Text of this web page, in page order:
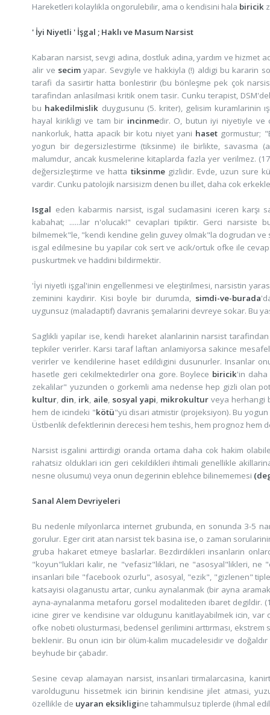
Hareketleri kolaylikla ongorulebilir, ama o kendisini hala biricik
' İyi Niyetli ' İşgal ; Haklı ve Masum Narsist
Kabaran narsist, sevgi adina, dostluk adina, yardım ve hizmet
alir ve secimyapar. Sevgiyle ve hakkiyla (!) aldigi bu kararin
tarafi da sasirtir hatta bonlestirir (bu bönleşme pek çok
tarafindan anlasilmasi kritik onem tasir. Cunku terapist,
bu hakedilmislik duygusunu (5. kriter), gelisim kuramlarinin
hayal kirikligi ve tam bir incinmedir. O, butun iyi niyetiyle ve
nankorluk, hatta apacik bir kotu niyet yani haset gormustur;
yogun bir degersizlestirme (tiksinme) ile birlikte, savasma
malumdur, ancak kusmelerine kitaplarda fazla yer verilmez.
değersizleştirme ve hatta tiksinme gizlidir. Evde, uzun sure
vardir. Cunku patolojik narsisizm denen bu illet, daha cok
Isgal eden kabarmis narsist, isgal suclamasini iceren
kabahat; ......lar n'olucak!" cevaplari tipiktir. Gerci
bilmemek"le, "kendi kendine gelin guvey olmak"la dogrudan
isgal edilmesine bu yapilar cok sert ve acik/ortuk ofke ile
puskurtmek ve haddini bildirmektir.
'İyi niyetli işgal'inin engellenmesi ve eleştirilmesi, narsistin
zeminini kaydirir. Kisi boyle bir durumda, simdi-ve-burada
uygunsuz (maladaptif) davranis şemalarini devreye sokar. Bu
Saglikli yapilar ise, kendi hareket alanlarinin narsist
tepkiler verirler. Karsi taraf laftan anlamiyorsa sakince
verirler ve kendilerine haset edildigini dusunurler. Insanlar
hasetle geri cekilmektedirler ona gore. Boylece biricik'in daha
zekalilar" yuzunden o gorkemli ama nedense hep gizli olan
kultur, din, irk, aile, sosyal yapi, mikrokulturveya herhangi
hem de icindeki "kötü"yü disari atmistir (projeksiyon). Bu
Üstbenlik defektlerinin derecesi hem teshis, hem prognoz hem
Narsist isgalini arttirdigi oranda ortama daha cok hakim
rahatsiz olduklari icin geri cekildikleri ihtimali genellikle
nesne olusumu) veya onun degerinin eblehce bilinememesi
Sanal Alem Devriyeleri
Bu nedenle milyonlarca internet grubunda, en sonunda 3-5
gorulur. Eger cirit atan narsist tek basina ise, o zaman
gruba hakaret etmeye baslarlar. Bezdirdikleri insanlarin
"koyun"luklari kalir, ne "vefasiz"liklari, ne "asosyal"likleri, ne
insanlari bile "facebook ozurlu", asosyal, "ezik", "gizlenen"
katsayisi olaganustu artar, cunku aynalanmak (bir ayna
ayna-aynalanma metaforu gorsel modaliteden ibaret degildir.
icine girer ve kendisine var oldugunu kanitlayabilmek icin,
ofke nobeti olusturmasi, bedensel gerilimini arttırması,
beklenir. Bu onun icin bir ölüm-kalim mucadelesidir ve
beyhude bir çabadır.
Sesine cevap alamayan narsist, insanlari tirmalarcasina,
varoldugunu hissetmek icin birinin kendisine jilet atmasi,
özellikle de uyaran eksikligine tahammulsuz tiplerde (ihmal